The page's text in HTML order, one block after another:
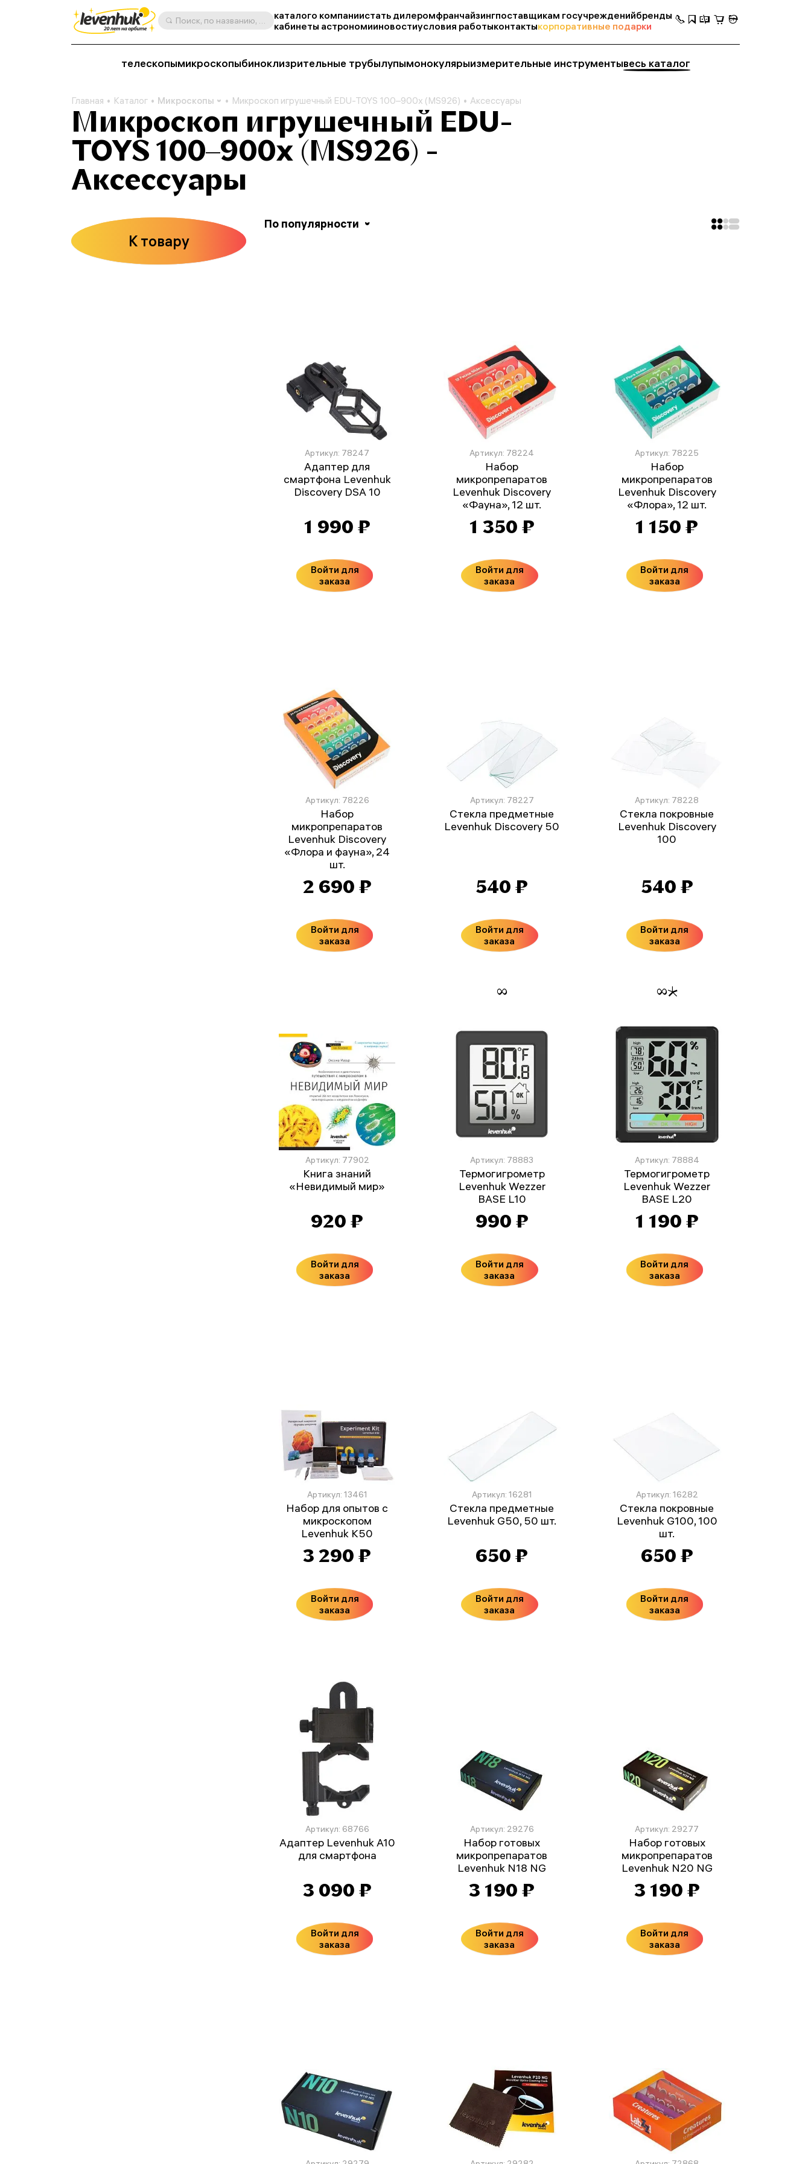
Поиск, по названию, артикулу, категории и др. каталого компаниистать дилеромфранчайзингпоставщикам госучрежденийбренды
кабинеты астрономииновостиусловия работыконтактыкорпоративные подарки
телескопымикроскопыбиноклизрительные трубылупымонокулярыизмерительные инструментывесь каталог
Главная Каталог Микроскопы Микроскоп игрушечный EDU-TOYS 100–900x (MS926) Аксессуары
Микроскоп игрушечный EDU-
TOYS 100–900x (MS926) -
Аксессуары
К товару
По популярности
Артикул: 78247
Адаптер для
смартфона Levenhuk
Discovery DSA 10
1 990 ₽
Войти для
заказа
Артикул: 78224
Набор
микропрепаратов
Levenhuk Discovery
«Фауна», 12 шт.
1 350 ₽
Войти для
заказа
Артикул: 78225
Набор
микропрепаратов
Levenhuk Discovery
«Флора», 12 шт.
1 150 ₽
Войти для
заказа
Артикул: 78226
Набор
микропрепаратов
Levenhuk Discovery
«Флора и фауна», 24
шт.
2 690 ₽
Войти для
заказа
Артикул: 78227
Стекла предметные
Levenhuk Discovery 50
540 ₽
Войти для
заказа
Артикул: 78228
Стекла покровные
Levenhuk Discovery
100
540 ₽
Войти для
заказа
Артикул: 77902
Книга знаний
«Невидимый мир»
920 ₽
Войти для
заказа
Артикул: 78883
Термогигрометр
Levenhuk Wezzer
BASE L10
990 ₽
Войти для
заказа
Артикул: 78884
Термогигрометр
Levenhuk Wezzer
BASE L20
1 190 ₽
Войти для
заказа
Артикул: 13461
Набор для опытов с
микроскопом
Levenhuk K50
3 290 ₽
Войти для
заказа
Артикул: 16281
Стекла предметные
Levenhuk G50, 50 шт.
650 ₽
Войти для
заказа
Артикул: 16282
Стекла покровные
Levenhuk G100, 100
шт.
650 ₽
Войти для
заказа
Артикул: 68766
Адаптер Levenhuk A10
для смартфона
3 090 ₽
Войти для
заказа
Артикул: 29276
Набор готовых
микропрепаратов
Levenhuk N18 NG
3 190 ₽
Войти для
заказа
Артикул: 29277
Набор готовых
микропрепаратов
Levenhuk N20 NG
3 190 ₽
Войти для
заказа